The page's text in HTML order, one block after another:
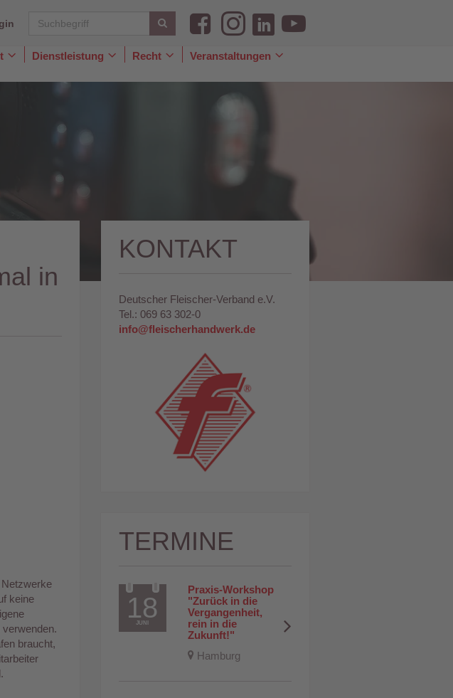
ToggleDienstleistung
ToggleRecht
ToggleVeranstaltungen
Toggle
in
keine
braucht,
KONTAKT
Deutscher Fleischer-Verband e.V.
Tel.: 069 63 302-0
info@fleischerhandwerk.de
TERMINE
18
JUNI
Praxis-Workshop
"Zurück in die
Vergangenheit,
rein in die
Zukunft!"
Hamburg